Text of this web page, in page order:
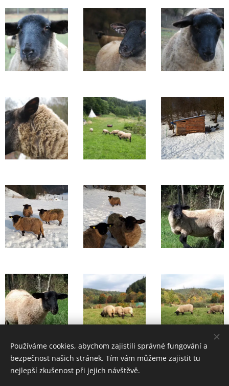
Používáme cookies, abychom zajistili správné fungování a
bezpečnost našich stránek. Tím vám můžeme zajistit tu
nejlepší zkušenost při jejich návštěvě.